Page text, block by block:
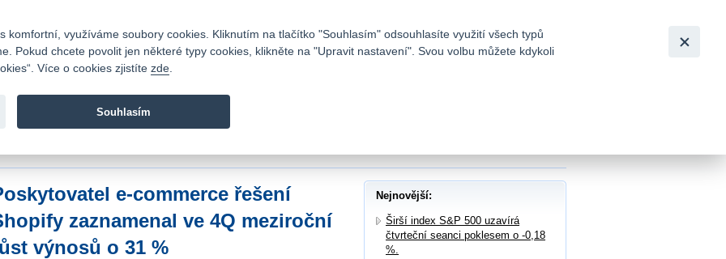
Fio banka je moderní česká banka. Poskytuje účty bez poplatků a
e-commerce řešení
zaznamenal ve 4Q meziroční
výnosů o 31 %
Nejnovější:
Širší index S&P 500 uzavírá
čtvrteční seanci poklesem o -0,18
%.
komfortní, využíváme soubory cookies. Kliknutím na tlačítko "Souhlasím" odsouhlasíte využití všech typů
Pokud chcete povolit jen některé typy cookies, klikněte na "Upravit nastavení". Svou volbu můžete kdykoli
Více o cookies zjistíte zde
Souhlasím